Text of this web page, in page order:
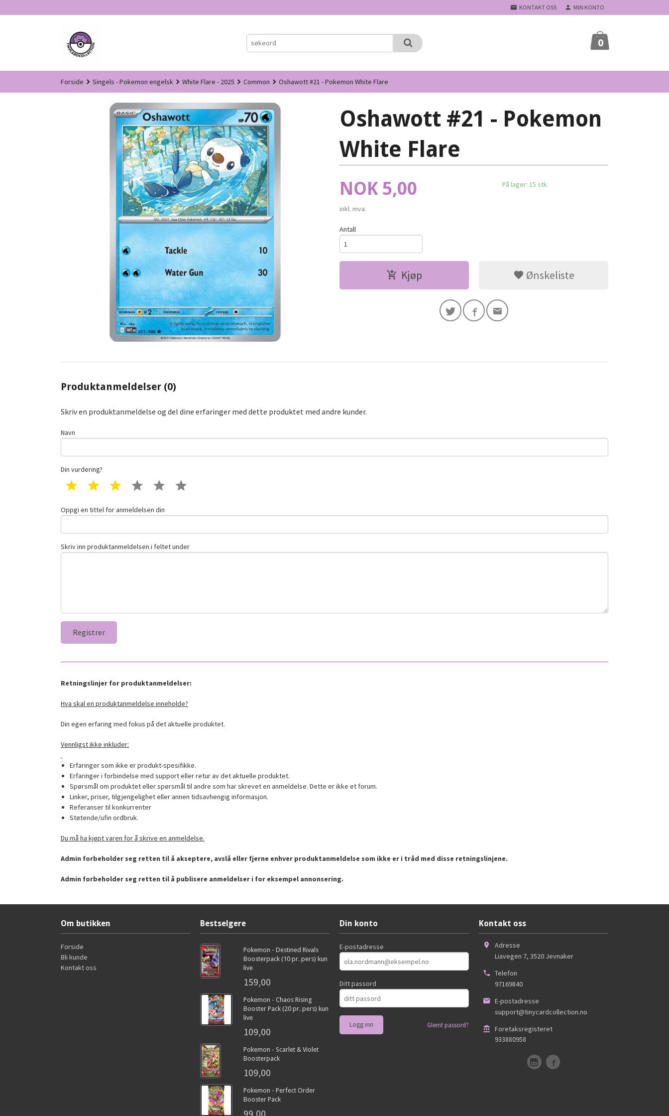
til
KONTAKT OSS MIN KONTO
0
Forside Singels - Pokemon engelsk White Flare - 2025 Common Oshawott #21 - Pokemon White Flare
Oshawott #21 - Pokemon
White Flare
Pris
NOK 5,00
inkl. mva.
På lager: 15 stk.
Antall
Kjøp Ønskeliste
Produktanmeldelser (0)
Skriv en produktanmeldelse og del dine erfaringer med dette produktet med andre kunder.
Navn
Din vurdering?
1 star 2 star 3 star 4 star 5 star
Oppgi en tittel for anmeldelsen din
Skriv inn produktanmeldelsen i feltet under
Retningslinjer for produktanmeldelser:
Hva skal en produktanmeldelse inneholde?
Din egen erfaring med fokus på det aktuelle produktet.
Vennligst ikke inkluder:
Erfaringer som ikke er produkt-spesifikke.
Erfaringer i forbindelse med support eller retur av det aktuelle produktet.
Spørsmål om produktet eller spørsmål til andre som har skrevet en anmeldelse. Dette er ikke et forum.
Linker, priser, tilgjengelighet eller annen tidsavhengig informasjon.
Referanser til konkurrenter
Støtende/ufin ordbruk.
Du må ha kjøpt varen for å skrive en anmeldelse.
Admin forbeholder seg retten til å akseptere, avslå eller fjerne enhver produktanmeldelse som ikke er i tråd med disse retningslinjene.
Admin forbeholder seg retten til å publisere anmeldelser i for eksempel annonsering.
Om butikken
Forside
Bli kunde
Kontakt oss
Bestselgere
Pokemon - Destined Rivals
Boosterpack (10 pr. pers) kun
live
159,00
Pokemon - Chaos Rising
Booster Pack (20 pr. pers) kun
live
109,00
Pokemon - Scarlet & Violet
Boosterpack
109,00
Pokemon - Perfect Order
Booster Pack
99,00
Din konto
E-postadresse
Ditt passord
Glemt passord?
Kontakt oss
Adresse
Liavegen 7, 3520 Jevnaker
Telefon
97169840
E-postadresse
support@tinycardcollection.no
Foretaksregisteret
933880958